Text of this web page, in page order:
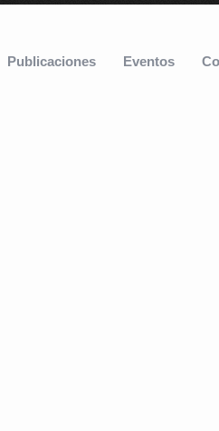
Publicaciones Eventos